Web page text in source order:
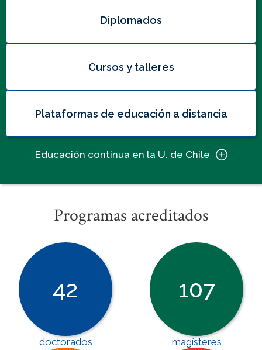
Diplomados
Cursos y talleres
Plataformas de educación a distancia
Educación continua en la U. de Chile
Programas acreditados
doctorados
42
magísteres
107